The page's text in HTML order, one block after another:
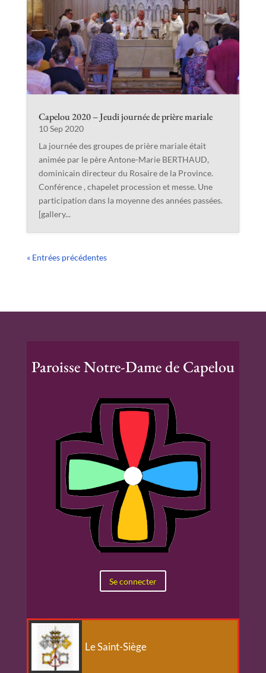
Capelou 2020 – Jeudi journée de prière mariale
10 Sep 2020
La journée des groupes de prière mariale était
animée par le père Antone-Marie BERTHAUD,
dominicain directeur du Rosaire de la Province.
Conférence , chapelet procession et messe. Une
participation dans la moyenne des années passées.
[gallery...
« Entrées précédentes
Paroisse Notre-Dame de Capelou
Se connecter
Le Saint-Siège